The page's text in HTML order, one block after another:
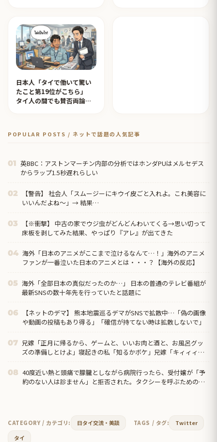
日本人「タイで働いて驚い
たこと第19位がこちら」
タイ人の間でも賛否両論
POPULAR POSTS / ネットで話題の人気記事
01 英BBC：アストンマーチン内部の分析ではホンダPUはメルセデス
からラップ1.5秒遅れらしい
02
【警告】 社会人「スムージーにキウイ皮ごと入れよ。これ美容に
いいんだよね〜」→ 結果…
03
【※衝撃】 中古の家でウジ虫がどんどんわいてくる→思い切って
床板を剥してみた結果、やっぱり『アレ』が出てきた
04 海外「日本のアニメがここまで泣けるなんて…！」海外のアニメ
ファンが一番泣いた日本のアニメとは・・・？【海外の反応】
05 海外「全部日本の真似だったのか…」 日本の普通のテレビ番組が
最新SNSの数十年先を行っていたと話題に
06
【ネットのデマ】 熊本地震巡るデマがSNSで拡散中…「偽の画像
や動画の投稿もあり得る」「確信が持てない時は拡散しないで」
07 兄嫁「正月に帰るから、ゲームと、いいお肉と酒と、お風呂グッ
ズの準備しとけよ」寝起きの私「知るかボケ」兄嫁「キィィィィ
08 40度近い熱と頭痛で朦朧としながら病院行ったら、受付嬢が「予
約のない人は診ません」と拒否された。タクシーを呼ぶための電
CATEGORY / カテゴリ: 日タイ交流・美談 TAGS / タグ:
Twitter
タイ